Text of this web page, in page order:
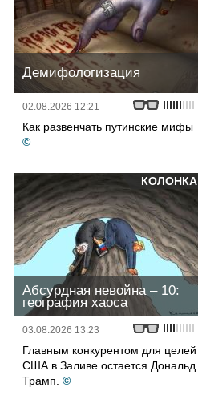
Демифологизация
02.08.2026 12:21
Как развенчать путинские мифы
©
КОЛОНКА
Абсурдная невойна – 10:
география хаоса
03.08.2026 13:23
Главным конкурентом для целей
США в Заливе остается Дональд
Трамп. ©